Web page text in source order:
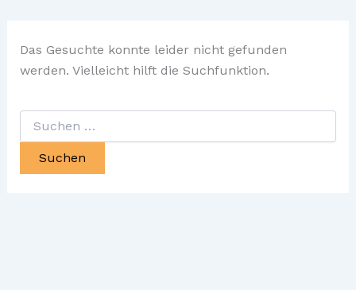
Das Gesuchte konnte leider nicht gefunden
werden. Vielleicht hilft die Suchfunktion.
nach: